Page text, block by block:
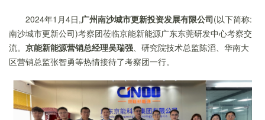
2024年1月4日,广州南沙城市更新投资发展有限公司(以下简称:
南沙城市更新公司)考察团莅临京能新能源广东东莞研发中心考察交
流。 京能新能源营销总经理吴瑞强、研究院技术总监陈滔、华南大
区营销总监张智勇等热情接待了考察团一行。